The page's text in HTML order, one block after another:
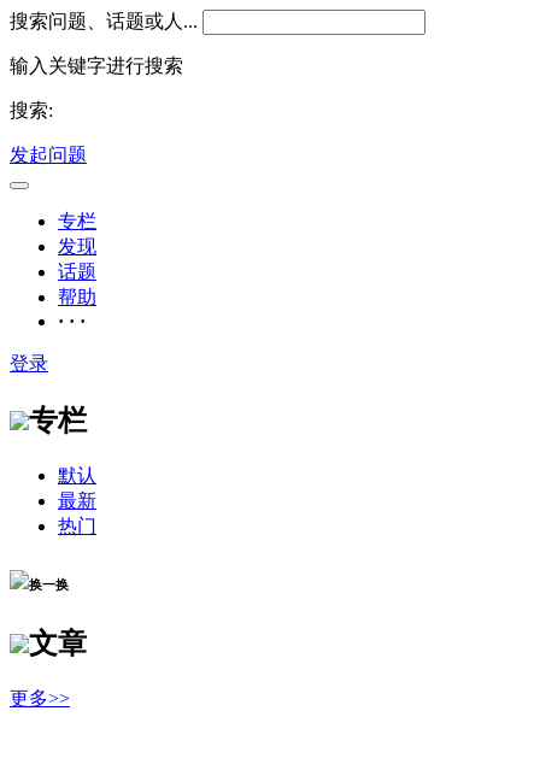
搜索问题、话题或人...
输入关键字进行搜索
搜索:
发起问题
专栏
发现
话题
帮助
· · ·
登录
专栏
默认
最新
热门
换一换
文章
更多>>